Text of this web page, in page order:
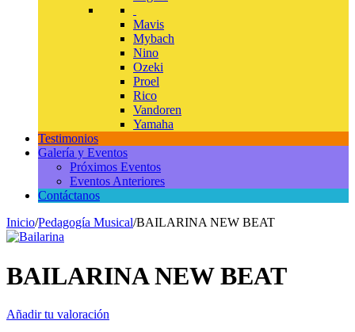
Mavis
Mybach
Nino
Ozeki
Proel
Rico
Vandoren
Yamaha
Testimonios
Galería y Eventos
Próximos Eventos
Eventos Anteriores
Contáctanos
Inicio/Pedagogía Musical/BAILARINA NEW BEAT
BAILARINA NEW BEAT
Añadir tu valoración